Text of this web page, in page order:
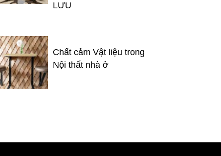
LƯU
Chất cảm Vật liệu trong
Nội thất nhà ở